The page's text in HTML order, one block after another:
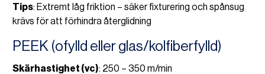
Tips: Extremt låg friktion – säker fixturering och spånsug
krävs för att förhindra återglidning
PEEK (ofylld eller glas/kolfiberfylld)
Skärhastighet (vc): 250 – 350 m/min